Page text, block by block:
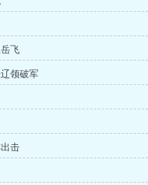
飞
领破军
击